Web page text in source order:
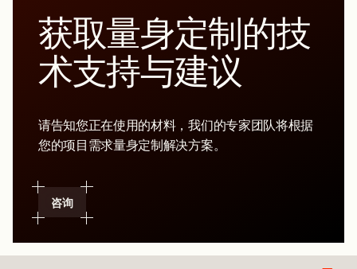
获取量身定制的技
术支持与建议
请告知您正在使用的材料，我们的专家团队将根据
您的项目需求量身定制解决方案。
咨询